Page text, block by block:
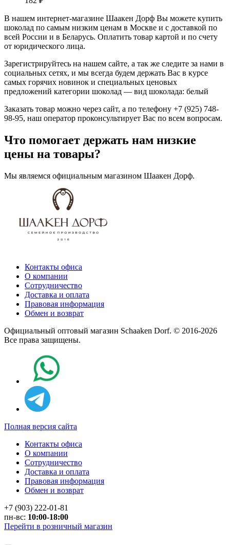
В нашем интернет-магазине Шаакен Дорф Вы можете купить
шоколад по самым низким ценам в Москве и с доставкой по
всей России и в Беларусь. Оплатить товар картой и по счету
от юридического лица.
Зарегистрируйтесь на нашем сайте, а так же следите за нами в
социальных сетях, и мы всегда будем держать Вас в курсе
самых горячих новинок и специальных ценовых
предложений категории шоколад — вид шоколада: белый
Заказать товар можно через сайт, а по телефону +7 (925) 748-
98-95, наш оператор проконсультирует Вас по всем вопросам.
Что помогает держать нам низкие
цены на товары?
Мы являемся официальным магазином Шаакен Дорф.
Контакты офиса
О компании
Сотрудничество
Доставка и оплата
Правовая информация
Обмен и возврат
Официальный оптовый магазин Schaaken Dorf. © 2016-2026
Все права защищены.
Полная версия сайта
Контакты офиса
О компании
Сотрудничество
Доставка и оплата
Правовая информация
Обмен и возврат
+7 (903) 222-01-81
пн-вс: 10:00-18:00
Перейти в розничный магазин